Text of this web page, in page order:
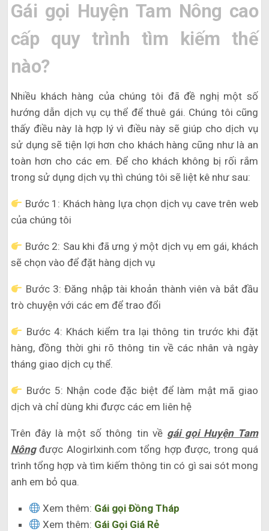
Gái gọi Huyện Tam Nông cao
cấp quy trình tìm kiếm thế
nào?
Nhiều khách hàng của chúng tôi đã đề nghị một số
hướng dẫn dịch vụ cụ thể để thuê gái. Chúng tôi cũng
thấy điều này là hợp lý vì điều này sẽ giúp cho dịch vụ
sử dụng sẽ tiện lợi hơn cho khách hàng cũng như là an
toàn hơn cho các em. Để cho khách không bị rối rắm
trong sử dụng dịch vụ thì chúng tôi sẽ liệt kê như sau:
Bước 1: Khách hàng lựa chọn dịch vụ cave trên web
của chúng tôi
Bước 2: Sau khi đã ưng ý một dịch vụ em gái, khách
sẽ chọn vào để đặt hàng dịch vụ
Bước 3: Đăng nhập tài khoản thành viên và bắt đầu
trò chuyện với các em để trao đổi
Bước 4: Khách kiểm tra lại thông tin trước khi đặt
hàng, đồng thời ghi rõ thông tin về các nhân và ngày
tháng giao dịch cụ thể.
Bước 5: Nhận code đặc biệt để làm mật mã giao
dịch và chỉ dùng khi được các em liên hệ
Trên đây là một số thông tin về gái gọi Huyện Tam
Nôngđược Alogirlxinh.com tổng hợp được, trong quá
trình tổng hợp và tìm kiếm thông tin có gì sai sót mong
anh em bỏ qua.
Xem thêm: Gái gọi Đồng Tháp
Xem thêm: Gái Gọi Giá Rẻ